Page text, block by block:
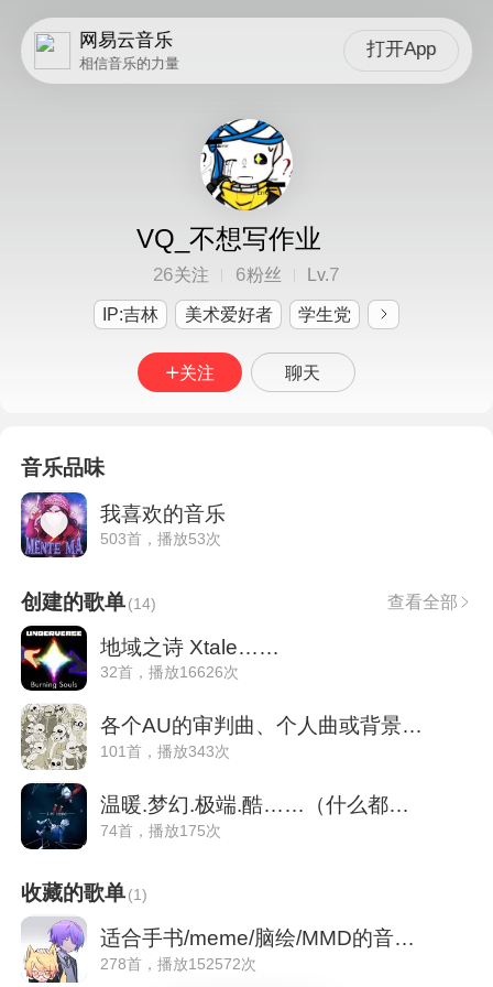
网易云音乐
相信音乐的力量
打开App
VQ_不想写作业
26关注 6粉丝 Lv.7
IP:吉林 美术爱好者 学生党
关注 聊天
音乐品味
我喜欢的音乐
503首，播放53次
创建的歌单(14) 查看全部
地域之诗 Xtale……
32首，播放16626次
各个AU的审判曲、个人曲或背景音乐
101首，播放343次
温暖.梦幻.极端.酷……（什么都有-_-
74首，播放175次
收藏的歌单(1)
适合手书/meme/脑绘/MMD的音乐（出圈致歉！
278首，播放152572次